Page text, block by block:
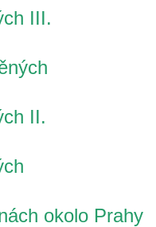
III.
II.
okolo Prahy